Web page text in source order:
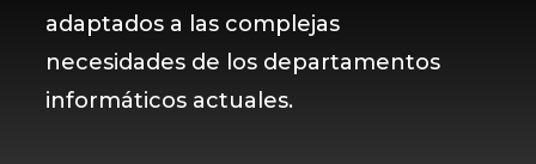
adaptados a las complejas
necesidades de los departamentos
informáticos actuales.